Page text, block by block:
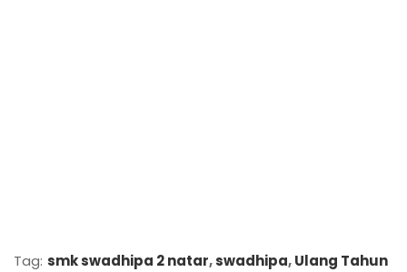
Tag: smk swadhipa 2 natar,swadhipa,Ulang Tahun